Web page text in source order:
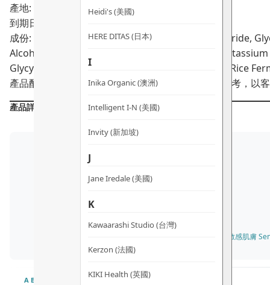
Heidi's (美國)
HERE DITAS (日本)
I
Inika Organic (澳洲)
Intelligent I-N (美國)
Invity (新加坡)
J
Jane Iredale (美國)
K
Kawaarashi Studio (台灣)
Kerzon (法國)
KIKI Health (英國)
產地: 日本
到期日:
成份: Water, Propanediol, Caprylic/Capric Triglyceride,
Alcohol, Behenyl Alcohol, Arachidyl Glucoside,
Glycyrrhizate, Alpha-Glucan, Glucosyl Ceramide, Rice
產品配方會不時作出更改，所有產品主要成分謹供參考，以
產品詳情
✓ 所有膚質 All Skin Types · 敏感肌膚
ABOUT